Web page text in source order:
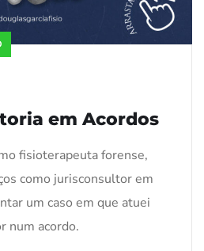
em Acordos
fisioterapeuta forense,
como jurisconsultor em
um caso em que atuei
num acordo.